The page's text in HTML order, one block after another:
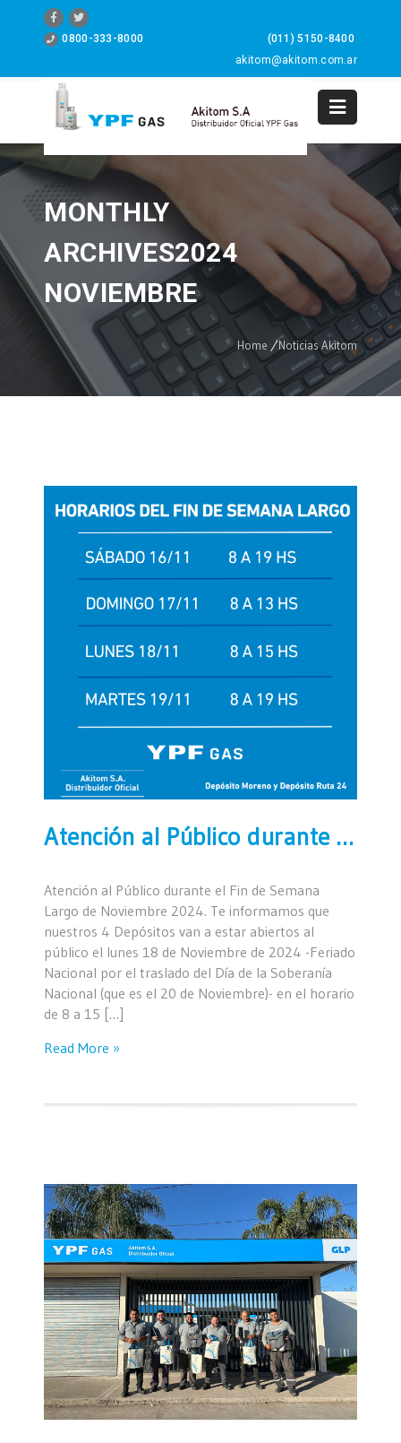
0800-333-8000
(011) 5150-8400
akitom@akitom.com.ar
MONTHLY
ARCHIVES2024
NOVIEMBRE
Home / Noticias Akitom
Atención al Público durante el Fin de Semana Largo de Noviembre 2024
Atención al Público durante el Fin de Semana
Largo de Noviembre 2024. Te informamos que
nuestros 4 Depósitos van a estar abiertos al
público el lunes 18 de Noviembre de 2024 -Feriado
Nacional por el traslado del Día de la Soberanía
Nacional (que es el 20 de Noviembre)- en el horario
de 8 a 15 […]
Read More »